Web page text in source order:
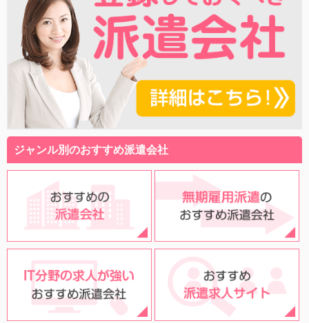
ジャンル別のおすすめ派遣会社